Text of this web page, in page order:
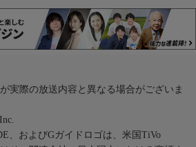
実際の放送内容と異なる場合がございま
、およびGガイドロゴは、米国TiVo